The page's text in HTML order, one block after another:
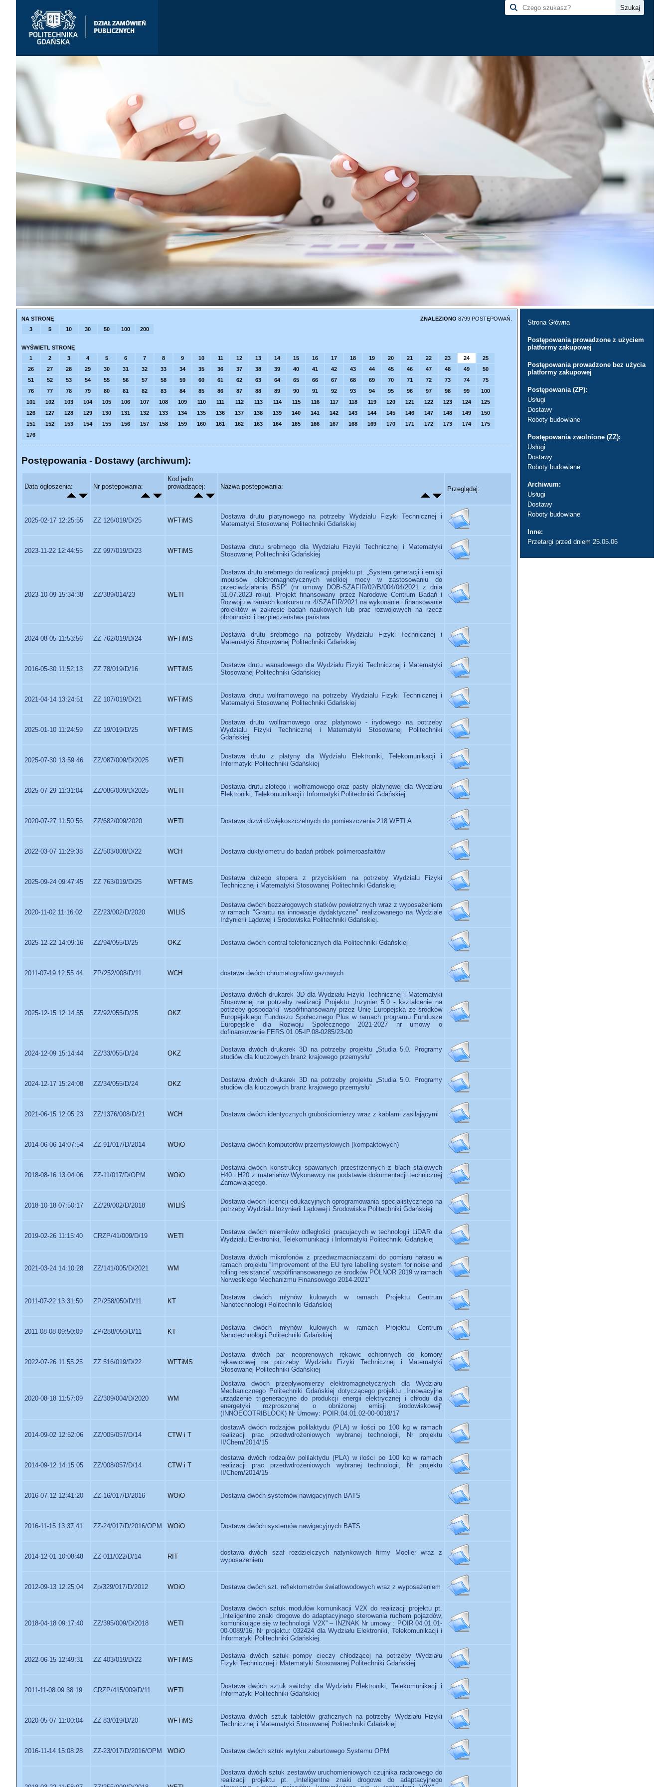
ZNALEZIONO 8799 POSTĘPOWAŃ.
NA STRONĘ
3
5 10 30 50 100 200
WYŚWIETL STRONĘ
1
2 3 4 5 6 7 8 9 10 11 12 13 14 15 16 17 18 19 20 21 22 23 24
25
26
27 28 29 30 31 32 33 34 35 36 37 38 39 40 41 42 43 44 45 46 47 48 49
50
51
52 53 54 55 56 57 58 59 60 61 62 63 64 65 66 67 68 69 70 71 72 73 74
75
76
77 78 79 80 81 82 83 84 85 86 87 88 89 90 91 92 93 94 95 96 97 98 99
100
101
102 103 104 105 106 107 108 109 110 111 112 113 114 115 116 117 118 119 120 121 122 123 124
125
126
127 128 129 130 131 132 133 134 135 136 137 138 139 140 141 142 143 144 145 146 147 148 149
150
151
152 153 154 155 156 157 158 159 160 161 162 163 164 165 166 167 168 169 170 171 172 173 174
175
176
Postępowania - Dostawy (archiwum):
Data ogłoszenia: Nr postępowania:
Kod jedn.
prowadzącej:
Nazwa postępowania: Przeglądaj:
2025-02-17 12:25:55 ZZ 126/019/D/25 WFTiMS
Dostawa drutu platynowego na potrzeby Wydziału Fizyki Technicznej i
Matematyki Stosowanej Politechniki Gdańskiej
2023-11-22 12:44:55 ZZ 997/019/D/23 WFTiMS
Dostawa drutu srebrnego dla Wydziału Fizyki Technicznej i Matematyki
Stosowanej Politechniki Gdańskiej
2023-10-09 15:34:38 ZZ/389/014/23 WETI
Dostawa drutu srebrnego do realizacji projektu pt. „System generacji i emisji
impulsów elektromagnetycznych wielkiej mocy w zastosowaniu do
przeciwdziałania BSP” (nr umowy DOB-SZAFIR/02/B/004/04/2021 z dnia
31.07.2023 roku). Projekt finansowany przez Narodowe Centrum Badań i
Rozwoju w ramach konkursu nr 4/SZAFIR/2021 na wykonanie i finansowanie
projektów w zakresie badań naukowych lub prac rozwojowych na rzecz
obronności i bezpieczeństwa państwa.
2024-08-05 11:53:56 ZZ 762/019/D/24 WFTiMS
Dostawa drutu srebrnego na potrzeby Wydziału Fizyki Technicznej i
Matematyki Stosowanej Politechniki Gdańskiej
2016-05-30 11:52:13 ZZ 78/019/D/16 WFTiMS
Dostawa drutu wanadowego dla Wydziału Fizyki Technicznej i Matematyki
Stosowanej Politechniki Gdańskiej
2021-04-14 13:24:51 ZZ 107/019/D/21 WFTiMS
Dostawa drutu wolframowego na potrzeby Wydziału Fizyki Technicznej i
Matematyki Stosowanej Politechniki Gdańskiej
2025-01-10 11:24:59 ZZ 19/019/D/25 WFTiMS
Dostawa drutu wolframowego oraz platynowo - irydowego na potrzeby
Wydziału Fizyki Technicznej i Matematyki Stosowanej Politechniki
Gdańskiej
2025-07-30 13:59:46 ZZ/087/009/D/2025 WETI
Dostawa drutu z platyny dla Wydziału Elektroniki, Telekomunikacji i
Informatyki Politechniki Gdańskiej
2025-07-29 11:31:04 ZZ/086/009/D/2025 WETI
Dostawa drutu złotego i wolframowego oraz pasty platynowej dla Wydziału
Elektroniki, Telekomunikacji i Informatyki Politechniki Gdańskiej
2020-07-27 11:50:56 ZZ/682/009/2020 WETI Dostawa drzwi dźwiękoszczelnych do pomieszczenia 218 WETI A
2022-03-07 11:29:38 ZZ/503/008/D/22 WCH Dostawa duktylometru do badań próbek polimeroasfaltów
2025-09-24 09:47:45 ZZ 763/019/D/25 WFTiMS
Dostawa dużego stopera z przyciskiem na potrzeby Wydziału Fizyki
Technicznej i Matematyki Stosowanej Politechniki Gdańskiej
2020-11-02 11:16:02 ZZ/23/002/D/2020 WILIŚ
Dostawa dwóch bezzałogowych statków powietrznych wraz z wyposażeniem
w ramach "Grantu na innowacje dydaktyczne" realizowanego na Wydziale
Inżynierii Lądowej i Środowiska Politechniki Gdańskiej.
2025-12-22 14:09:16 ZZ/94/055/D/25 OKZ Dostawa dwóch central telefonicznych dla Politechniki Gdańskiej
2011-07-19 12:55:44 ZP/252/008/D/11 WCH dostawa dwóch chromatografów gazowych
2025-12-15 12:14:55 ZZ/92/055/D/25 OKZ
Dostawa dwóch drukarek 3D dla Wydziału Fizyki Technicznej i Matematyki
Stosowanej na potrzeby realizacji Projektu „Inżynier 5.0 - kształcenie na
potrzeby gospodarki” współfinansowany przez Unię Europejską ze środków
Europejskiego Funduszu Społecznego Plus w ramach programu Fundusze
Europejskie dla Rozwoju Społecznego 2021-2027 nr umowy o
dofinansowanie FERS.01.05-IP.08-0285/23-00
2024-12-09 15:14:44 ZZ/33/055/D/24 OKZ
Dostawa dwóch drukarek 3D na potrzeby projektu „Studia 5.0. Programy
studiów dla kluczowych branż krajowego przemysłu”
2024-12-17 15:24:08 ZZ/34/055/D/24 OKZ
Dostawa dwóch drukarek 3D na potrzeby projektu „Studia 5.0. Programy
studiów dla kluczowych branż krajowego przemysłu”
2021-06-15 12:05:23 ZZ/1376/008/D/21 WCH Dostawa dwóch identycznych grubościomierzy wraz z kablami zasilającymi
2014-06-06 14:07:54 ZZ-91/017/D/2014 WOiO Dostawa dwóch komputerów przemysłowych (kompaktowych)
2018-08-16 13:04:06 ZZ-11/017/D/OPM WOiO
Dostawa dwóch konstrukcji spawanych przestrzennych z blach stalowych
H40 i H20 z materiałów Wykonawcy na podstawie dokumentacji technicznej
Zamawiającego.
2018-10-18 07:50:17 ZZ/29/002/D/2018 WILIŚ
Dostawa dwóch licencji edukacyjnych oprogramowania specjalistycznego na
potrzeby Wydziału Inżynierii Lądowej i Środowiska Politechniki Gdańskiej
2019-02-26 11:15:40 CRZP/41/009/D/19 WETI
Dostawa dwóch mierników odległości pracujacych w technologii LiDAR dla
Wydziału Elektroniki, Telekomunikacji i Informatyki Politechniki Gdańskiej
2021-03-24 14:10:28 ZZ/141/005/D/2021 WM
Dostawa dwóch mikrofonów z przedwzmacniaczami do pomiaru hałasu w
ramach projektu “Improvement of the EU tyre labelling system for noise and
rolling resistance” współfinansowanego ze środków POLNOR 2019 w ramach
Norweskiego Mechanizmu Finansowego 2014-2021”
2011-07-22 13:31:50 ZP/258/050/D/11 KT
Dostawa dwóch młynów kulowych w ramach Projektu Centrum
Nanotechnologii Politechniki Gdańskiej
2011-08-08 09:50:09 ZP/288/050/D/11 KT
Dostawa dwóch młynów kulowych w ramach Projektu Centrum
Nanotechnologii Politechniki Gdańskiej
2022-07-26 11:55:25 ZZ 516/019/D/22 WFTiMS
Dostawa dwóch par neoprenowych rękawic ochronnych do komory
rękawicowej na potrzeby Wydziału Fizyki Technicznej i Matematyki
Stosowanej Politechniki Gdańskiej
2020-08-18 11:57:09 ZZ/309/004/D/2020 WM
Dostawa dwóch przepływomierzy elektromagnetycznych dla Wydziału
Mechanicznego Politechniki Gdańskiej dotyczącego projektu „Innowacyjne
urządzenie trigeneracyjne do produkcji energii elektrycznej i chłodu dla
energetyki rozproszonej o obniżonej emisji środowiskowej”
(INNOECOTRIBLOCK) Nr Umowy: POIR.04.01.02-00-0018/17
2014-09-02 12:52:06 ZZ/005/057/D/14 CTW i T
dostawA dwóch rodzajów polilaktydu (PLA) w ilości po 100 kg w ramach
realizacji prac przedwdrożeniowych wybranej technologii, Nr projektu
II/Chem/2014/15
2014-09-12 14:15:05 ZZ/008/057/D/14 CTW i T
dostawa dwóch rodzajów polilaktydu (PLA) w ilości po 100 kg w ramach
realizacji prac przedwdrożeniowych wybranej technologii, Nr projektu
II/Chem/2014/15
2016-07-12 12:41:20 ZZ-16/017/D/2016 WOiO Dostawa dwóch systemów nawigacyjnych BATS
2016-11-15 13:37:41 ZZ-24/017/D/2016/OPM WOiO Dostawa dwóch systemów nawigacyjnych BATS
2014-12-01 10:08:48 ZZ-011/022/D/14 RIT
dostawa dwóch szaf rozdzielczych natynkowych firmy Moeller wraz z
wyposażeniem
2012-09-13 12:25:04 Zp/329/017/D/2012 WOiO Dostawa dwóch szt. reflektometrów światłowodowych wraz z wyposażeniem
2018-04-18 09:17:40 ZZ/395/009/D/2018 WETI
Dostawa dwóch sztuk modułów komunikacji V2X do realizacji projektu pt.
„Inteligentne znaki drogowe do adaptacyjnego sterowania ruchem pojazdów,
komunikujące się w technologii V2X” – INZNAK Nr umowy : POIR 04.01.01-
00-0089/16, Nr projektu: 032424 dla Wydziału Elektroniki, Telekomunikacji i
Informatyki Politechniki Gdańskiej.
2022-06-15 12:49:31 ZZ 403/019/D/22 WFTiMS
Dostawa dwóch sztuk pompy cieczy chłodzącej na potrzeby Wydziału
Fizyki Technicznej i Matematyki Stosowanej Politechniki Gdańskiej
2011-11-08 09:38:19 CRZP/415/009/D/11 WETI
Dostawa dwóch sztuk switchy dla Wydziału Elektroniki, Telekomunikacji i
Informatyki Politechniki Gdańskiej
2020-05-07 11:00:04 ZZ 83/019/D/20 WFTiMS
Dostawa dwóch sztuk tabletów graficznych na potrzeby Wydziału Fizyki
Technicznej i Matematyki Stosowanej Politechniki Gdańskiej
2016-11-14 15:08:28 ZZ-23/017/D/2016/OPM WOiO Dostawa dwóch sztuk wytyku zaburtowego Systemu OPM
Dostawa dwóch sztuk zestawów uruchomieniowych czujnika radarowego do
realizacji projektu pt. „Inteligentne znaki drogowe do adaptacyjnego
Strona Główna
Postępowania prowadzone z użyciem
platformy zakupowej
Postępowania prowadzone bez użycia
platformy zakupowej
Postępowania (ZP):
Usługi
Dostawy
Roboty budowlane
Postępowania zwolnione (ZZ):
Usługi
Dostawy
Roboty budowlane
Archiwum:
Usługi
Dostawy
Roboty budowlane
Inne:
Przetargi przed dniem 25.05.06